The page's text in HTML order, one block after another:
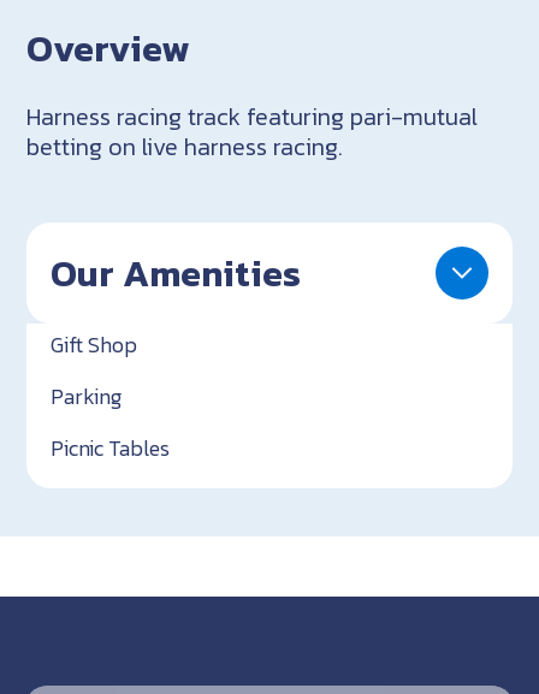
Overview
Harness racing track featuring pari-mutual
betting on live harness racing.
Our Amenities
Gift Shop
Parking
Picnic Tables